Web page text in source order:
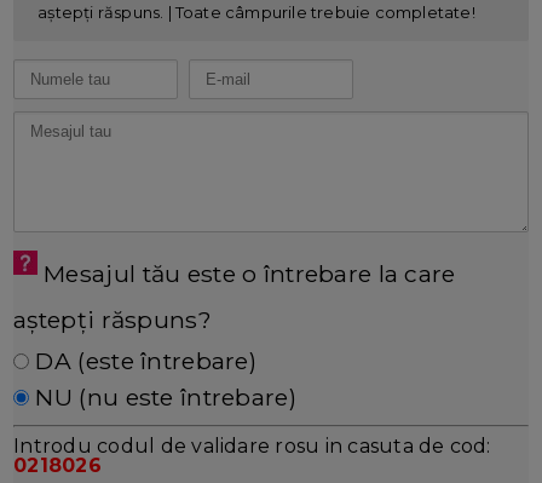
aștepți răspuns. | Toate câmpurile trebuie completate!
Mesajul tău este o întrebare la care
aștepți răspuns?
DA (este întrebare)
NU (nu este întrebare)
Introdu codul de validare rosu in casuta de cod:
0218026